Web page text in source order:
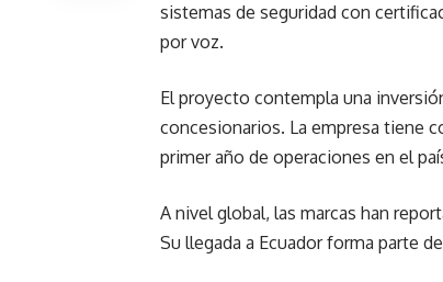
sistemas de seguridad con
por voz.
El proyecto contempla una
concesionarios. La empresa tiene
primer año de operaciones en el
A nivel global, las marcas han
Su llegada a Ecuador forma parte